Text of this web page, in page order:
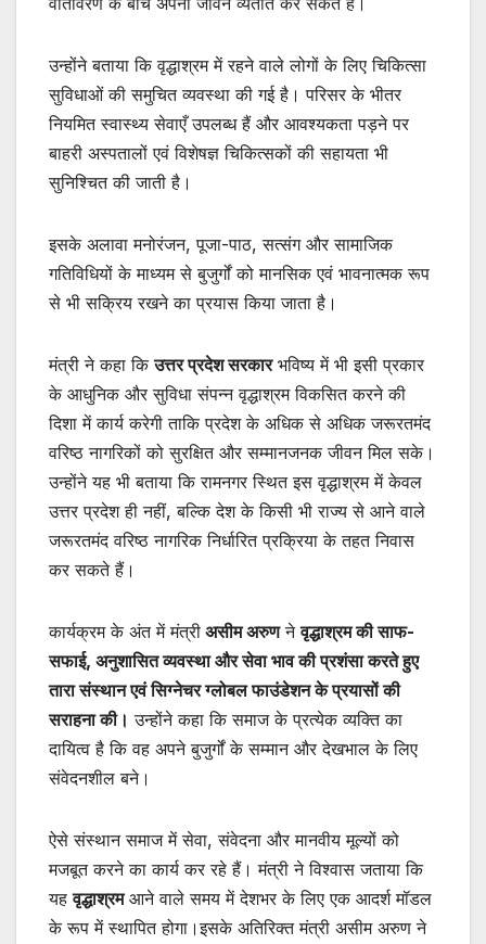
उन्होंने बताया कि वृद्धाश्रम में रहने वाले लोगों के लिए चिकित्सा
सुविधाओं की समुचित व्यवस्था की गई है। परिसर के भीतर
नियमित स्वास्थ्य सेवाएँ उपलब्ध हैं और आवश्यकता पड़ने पर
बाहरी अस्पतालों एवं विशेषज्ञ चिकित्सकों की सहायता भी
सुनिश्चित की जाती है।
इसके अलावा मनोरंजन, पूजा-पाठ, सत्संग और सामाजिक
गतिविधियों के माध्यम से बुजुर्गों को मानसिक एवं भावनात्मक रूप
से भी सक्रिय रखने का प्रयास किया जाता है।
मंत्री ने कहा किउत्तर प्रदेश सरकारभविष्य में भी इसी प्रकार
के आधुनिक और सुविधा संपन्न वृद्धाश्रम विकसित करने की
दिशा में कार्य करेगी ताकि प्रदेश के अधिक से अधिक जरूरतमंद
वरिष्ठ नागरिकों को सुरक्षित और सम्मानजनक जीवन मिल सके।
उन्होंने यह भी बताया कि रामनगर स्थित इस वृद्धाश्रम में केवल
उत्तर प्रदेश ही नहीं, बल्कि देश के किसी भी राज्य से आने वाले
जरूरतमंद वरिष्ठ नागरिक निर्धारित प्रक्रिया के तहत निवास
कर सकते हैं।
कार्यक्रम के अंत में मंत्री असीम अरुणनेवृद्धाश्रम की साफ-
सफाई, अनुशासित व्यवस्था और सेवा भाव की प्रशंसा करते हुए
तारा संस्थान एवं सिग्नेचर ग्लोबल फाउंडेशन के प्रयासों की
सराहना की। उन्होंने कहा कि समाज के प्रत्येक व्यक्ति का
दायित्व है कि वह अपने बुजुर्गों के सम्मान और देखभाल के लिए
संवेदनशील बने।
ऐसे संस्थान समाज में सेवा, संवेदना और मानवीय मूल्यों को
मजबूत करने का कार्य कर रहे हैं। मंत्री ने विश्वास जताया कि
यहवृद्धाश्रमआने वाले समय में देशभर के लिए एक आदर्श मॉडल
के रूप में स्थापित होगा।इसके अतिरिक्त मंत्री असीम अरुण ने